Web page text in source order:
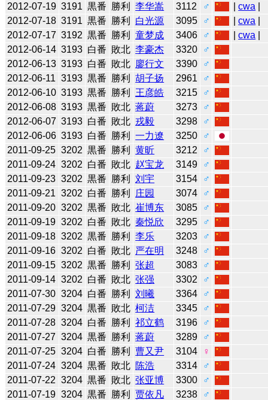
2012-07-19 3191 黒番 勝利 李华嵩 3112 ♂ |cwa
2012-07-18 3191 黒番 勝利 白光源 3095 ♂ |cwa
2012-07-17 3192 黒番 勝利 童梦成 3406 ♂ |cwa
2012-06-14 3193 白番 敗北 李豪杰 3320
♂
2012-06-13 3193 白番 敗北 廖行文 3390
♂
2012-06-11 3193 黒番 勝利 胡子扬 2961
♂
2012-06-10 3193 黒番 勝利 王彦皓 3215
♂
2012-06-08 3193 黒番 敗北 蒋蔚 3273
♂
2012-06-07 3193 白番 敗北 戎毅 3298
♂
2012-06-06 3193 白番 勝利 一力遼 3250
♂
2011-09-25 3202 黒番 勝利 黄昕 3212
♂
2011-09-24 3202 白番 敗北 赵宝龙 3149
♂
2011-09-23 3202 黒番 勝利 刘宇 3154
♂
2011-09-21 3202 白番 勝利 庄园 3074
♂
2011-09-20 3202 黒番 敗北 崔博东 3085
♂
2011-09-19 3202 白番 敗北 秦悦欣 3295
♂
2011-09-18 3202 黒番 勝利 李乐 3203
♂
2011-09-16 3202 白番 敗北 严在明 3248
♂
2011-09-15 3202 黒番 勝利 张超 3083
♂
2011-09-14 3202 白番 敗北 张强 3302
♂
2011-07-30 3204 白番 勝利 刘曦 3364
♂
2011-07-29 3204 黒番 敗北 柯洁 3345
♂
2011-07-28 3204 白番 勝利 祁立鹤 3196
♂
2011-07-27 3204 黒番 勝利 蒋蔚 3289
♂
2011-07-25 3204 白番 勝利 曹又尹 3104
♀
2011-07-24 3204 黒番 敗北 陈浩 3314
♂
2011-07-22 3204 黒番 敗北 张亚博 3300
♂
2011-07-19 3204 黒番 勝利 贾依凡 3238
♂